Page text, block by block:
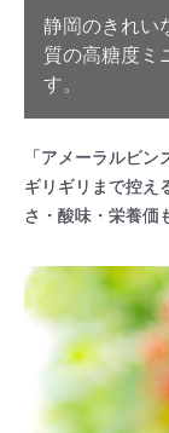
静岡のきれい
質の高糖度ミ
す。
「アメーラルビ
ギリギリまで控え
さ・酸味・栄養価